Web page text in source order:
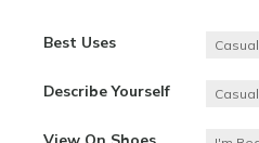
Best Uses
Describe Yourself Casual
View On Shoes